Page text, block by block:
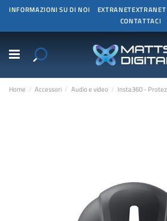
INFORMAZIONI SU DI NOI EXTRANETEXTRANET
CONTATTACI
Home Accessori Audio e video Insta360 -